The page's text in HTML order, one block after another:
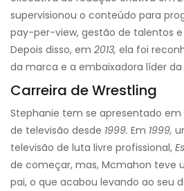
supervisionou o conteúdo para
pay-per-view, gestão de talentos
Depois disso, em 2013, ela foi
da marca e a embaixadora líder da
Carreira de Wrestling
Stephanie tem se apresentado em
de televisão desde 1999. Em 1999,
televisão de luta livre profissional,
de começar, mas, Mcmahon teve
pai, o que acabou levando ao seu